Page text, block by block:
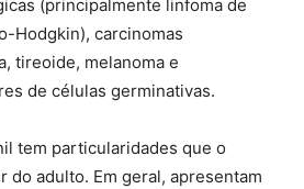
(principalmente linfoma de
Hodgkin), carcinomas
tireoide, melanoma e
de células germinativas.
tem particularidades que o
do adulto. Em geral, apresentam